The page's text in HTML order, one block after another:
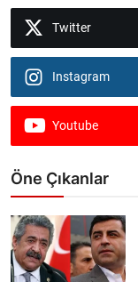
Twitter
Instagram
Youtube
Öne Çıkanlar